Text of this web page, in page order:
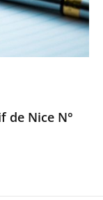
de Nice N°